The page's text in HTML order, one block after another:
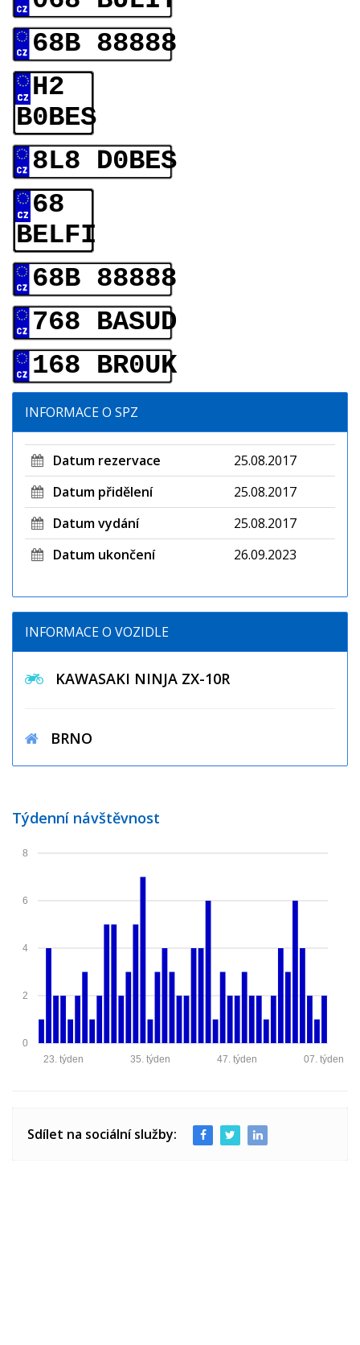
68B 88888
H2
B0BES
8L8 D0BES
68
BELFI
68B 88888
768 BASUD
168 BR0UK
INFORMACE O SPZ
Datum rezervace
25.08.2017
Datum přidělení
25.08.2017
Datum vydání
25.08.2017
Datum ukončení
26.09.2023
INFORMACE O VOZIDLE
KAWASAKI NINJA ZX-10R
BRNO
Týdenní návštěvnost
0
2
4
6
8
07. týden
47. týden
35. týden
23. týden
Sdílet na sociální služby: